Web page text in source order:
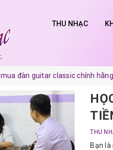
THU NHẠC
mua đàn guitar classic chính hãng
THU
Bạn